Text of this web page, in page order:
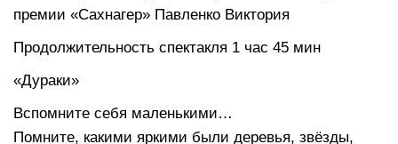
премии «Сахнагер» Павленко Виктория
Продолжительность спектакля 1 час 45 мин
«Дураки»
Вспомните себя маленькими…
Помните, какими яркими были деревья, звёзды,